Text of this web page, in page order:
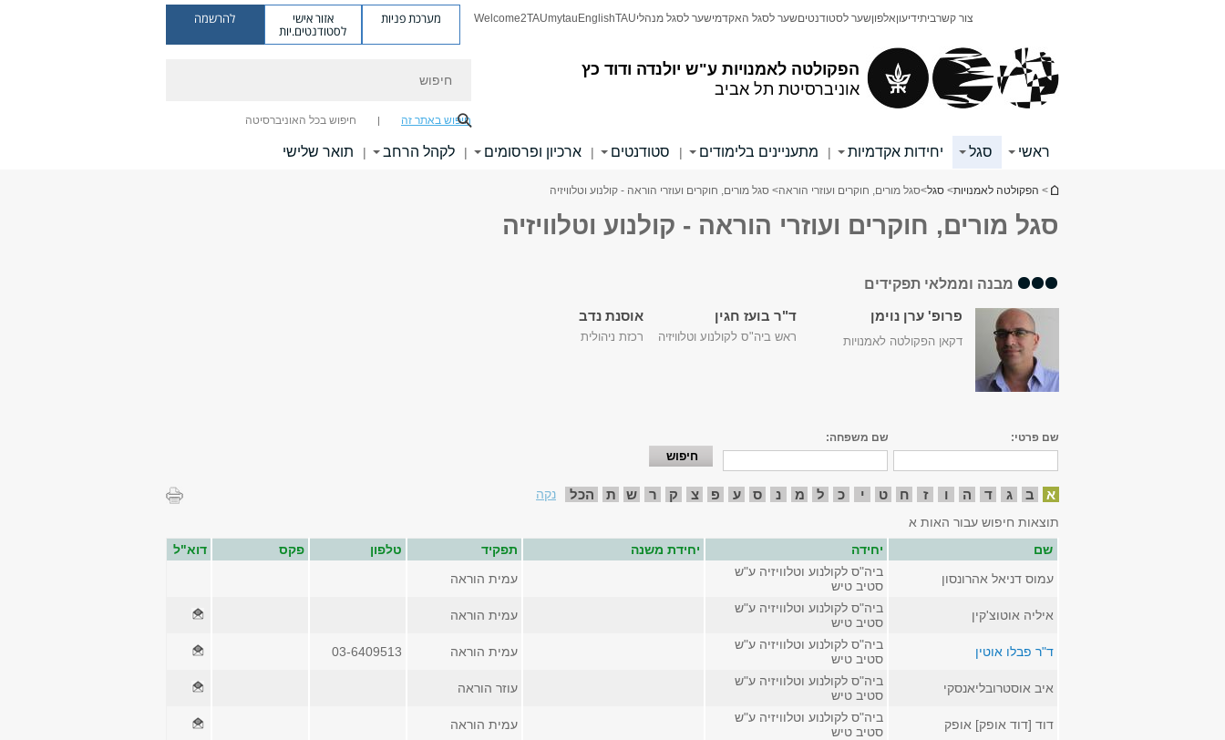
הפקולטה לאמנויות ע"ש יולנדה ודוד כץ
אוניברסיטת תל אביב
צור קשרביתידיעוןאלפוןשער לסטודנטיםשער לסגל האקדמישער לסגל מנהליTAU
English
mytau
Welcome2TAU מערכת פניות אזור אישי
לסטודנטים.יות
להרשמה
חיפוש באתר זה חיפוש בכל האוניברסיטה
ראשי סגל יחידות אקדמיות | מתעניינים בלימודים | סטודנטים | ארכיון ופרסומים | לקהל הרחב | תואר שלישי
הינך נמצא כאן
> הפקולטה לאמנויות> סגל>סגל מורים, חוקרים ועוזרי הוראה> סגל מורים, חוקרים ועוזרי הוראה - קולנוע וטלוויזיה
סגל מורים, חוקרים ועוזרי הוראה - קולנוע וטלוויזיה
מבנה וממלאי תפקידים
פרופ' ערן נוימן
דקאן הפקולטה לאמנויות
ד"ר בועז חגין
ראש ביה"ס לקולנוע וטלוויזיה
אוסנת נדב
רכזת ניהולית
שם פרטי: שם משפחה:
א ב ג ד ה ו ז ח ט י כ ל מ נ ס ע פ צ ק ר ש ת הכל
נקה
תוצאות חיפוש עבור האות א
שם
יחידה יחידת משנה תפקיד טלפון פקס
דוא"ל
עמוס דניאל אהרונסון
ביה"ס לקולנוע וטלוויזיה ע"ש
סטיב טיש
עמית הוראה
איליה אוטוצ'קין
ביה"ס לקולנוע וטלוויזיה ע"ש
סטיב טיש
עמית הוראה
ד"ר פבלו אוטין
ביה"ס לקולנוע וטלוויזיה ע"ש
סטיב טיש
עמית הוראה 03-6409513
איב אוסטרובליאנסקי
ביה"ס לקולנוע וטלוויזיה ע"ש
סטיב טיש
עוזר הוראה
דוד [דוד אופק] אופק
ביה"ס לקולנוע וטלוויזיה ע"ש
סטיב טיש
עמית הוראה